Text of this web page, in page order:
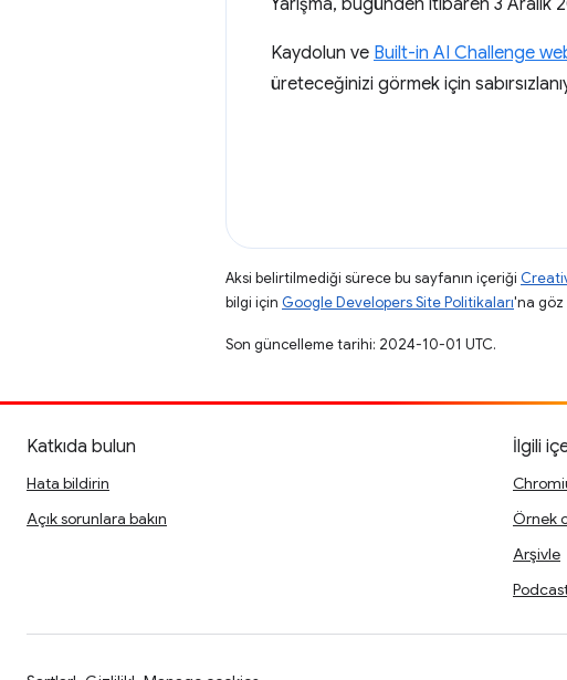
Yarışma, bugünden itibaren 3
Kaydolun ve Built-in AI Challenge
üreteceğinizi görmek için
Aksi belirtilmediği sürece bu sayfanın içeriği
bilgi için Google Developers Site Politikaları'na göz
Son güncelleme tarihi: 2024-10-01 UTC.
Katkıda bulun
Hata bildirin
Açık sorunlara bakın
İlgili
Örnek
Arşivle